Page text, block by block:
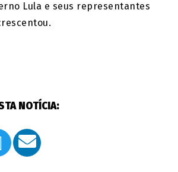
Lula e seus representantes
NOTÍCIA: